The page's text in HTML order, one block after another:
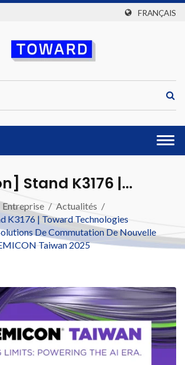
FRANÇAIS
Stand K3176 |
Présentera
De Commutation
Génération Au
Entreprise / Actualités /
K3176 | Toward Technologies
De Commutation De Nouvelle
Taiwan 2025